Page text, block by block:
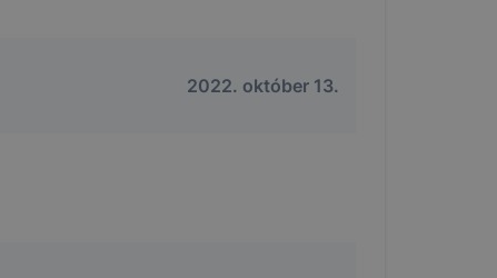
2022. október 13.